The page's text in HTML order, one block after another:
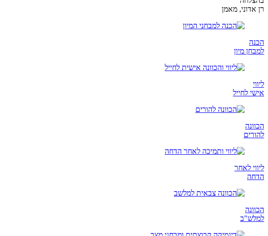
רן אדוני, מאמן
הכנה
למבחן מיון
ליווי
אישי לחייל
הכוונה
להורים
ליווי לאחר
הדחה
הכוונה
למלש"ב